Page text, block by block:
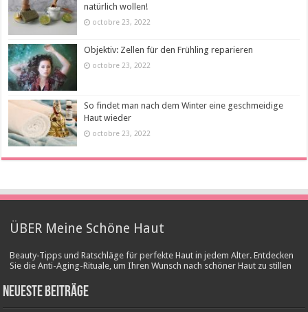
natürlich wollen!
octobre 23, 2022
Objektiv: Zellen für den Frühling reparieren
octobre 23, 2022
So findet man nach dem Winter eine geschmeidige
Haut wieder
octobre 23, 2022
ÜBER Meine Schöne Haut
Beauty-Tipps und Ratschläge für perfekte Haut in jedem Alter. Entdecken
Sie die Anti-Aging-Rituale, um Ihren Wunsch nach schöner Haut zu stillen
Neueste Beiträge